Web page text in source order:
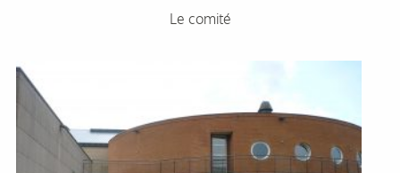
Le comité